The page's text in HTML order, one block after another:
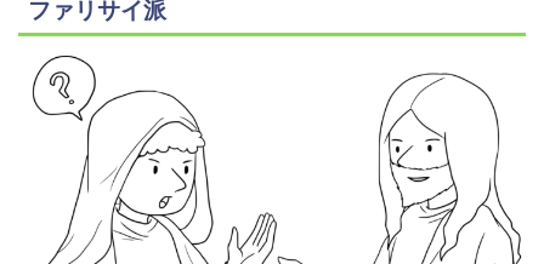
ファリサイ派